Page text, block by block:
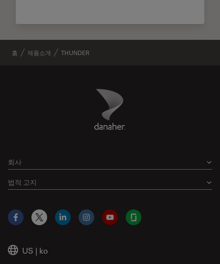
홈 제품소개 THUNDER
Danaher Logo
회사
법적 고지
US | ko
Facebook
X LinkedInInstagramYouTubeGlassdoor